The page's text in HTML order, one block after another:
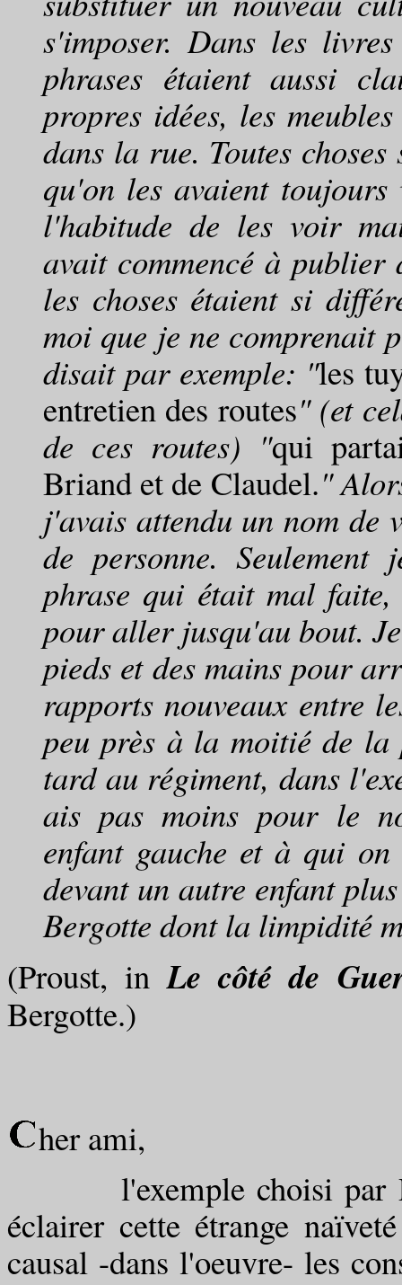
s'imposer. Dans les
phrases étaient aussi
propres idées, les
dans la rue. Toutes
qu'on les avaient
l'habitude de les voir
avait commencé à publier
les choses étaient si
moi que je ne comprenait
disait par exemple: "les
entretien des routes" (et
de ces routes) "qui
Briand et de Claudel."
j'avais attendu un nom
de personne.
phrase qui était mal
pour aller jusqu'au bout.
pieds et des mains pour
rapports nouveaux entre
peu près à la moitié de la
tard au régiment, dans
ais pas moins pour le
enfant gauche et à qui
devant un autre enfant
Bergotte dont la limpidité
(Proust, inLe côté de
Bergotte.)
her ami,
l'exemple choisi par
éclairer cette étrange
causal -dans l'oeuvre- les